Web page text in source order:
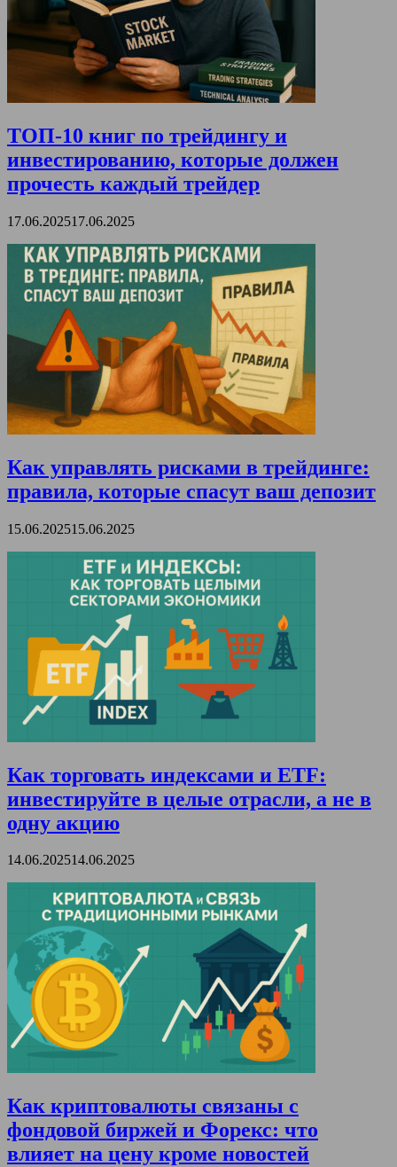
ТОП-10 книг по трейдингу и
инвестированию, которые должен
прочесть каждый трейдер
17.06.202517.06.2025
Как управлять рисками в трейдинге:
правила, которые спасут ваш депозит
15.06.202515.06.2025
Как торговать индексами и ETF:
инвестируйте в целые отрасли, а не в
одну акцию
14.06.202514.06.2025
Как криптовалюты связаны с
фондовой биржей и Форекс: что
влияет на цену кроме новостей